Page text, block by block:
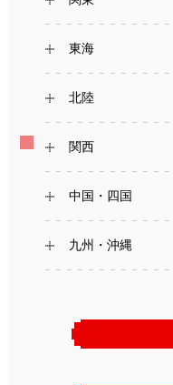
東海
北陸
関西
中国・四国
九州・沖縄